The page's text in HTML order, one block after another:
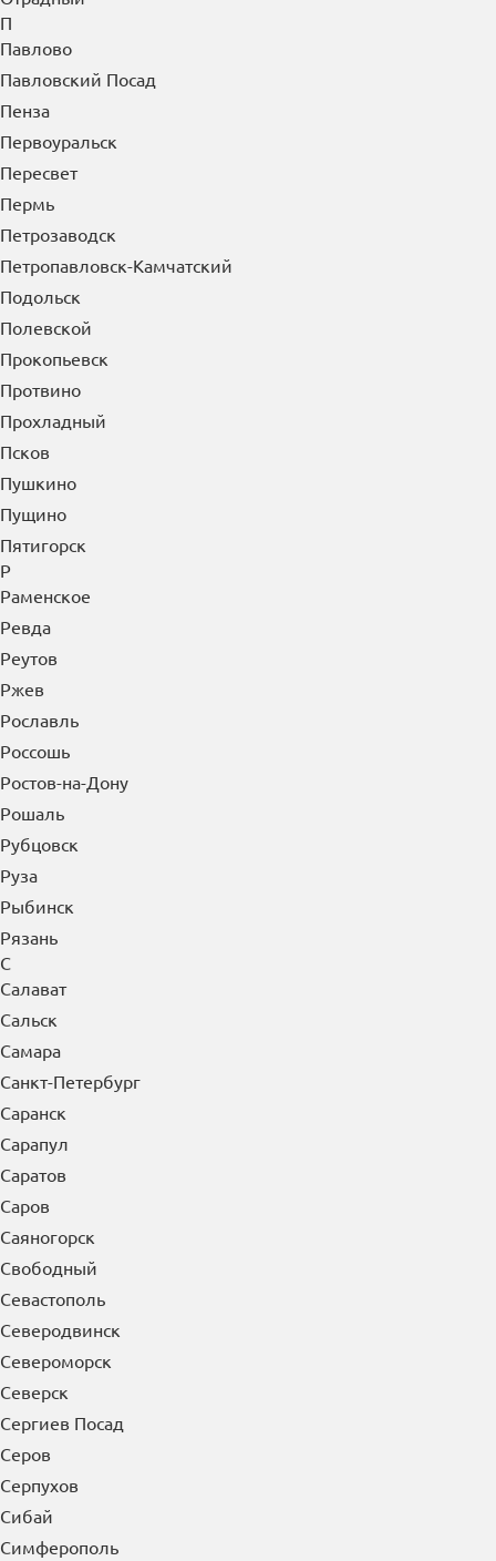
П
Павлово
Павловский Посад
Пенза
Первоуральск
Пересвет
Пермь
Петрозаводск
Петропавловск-Камчатский
Подольск
Полевской
Прокопьевск
Протвино
Прохладный
Псков
Пушкино
Пущино
Пятигорск
Р
Раменское
Ревда
Реутов
Ржев
Рославль
Россошь
Ростов-на-Дону
Рошаль
Рубцовск
Руза
Рыбинск
Рязань
С
Салават
Сальск
Самара
Санкт-Петербург
Саранск
Сарапул
Саратов
Саров
Саяногорск
Свободный
Севастополь
Северодвинск
Североморск
Северск
Сергиев Посад
Серов
Серпухов
Сибай
Симферополь